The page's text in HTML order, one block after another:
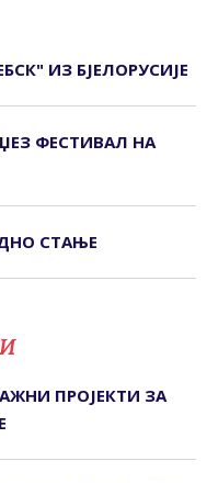
ИЗ БЈЕЛОРУСИЈЕ
ФЕСТИВАЛ НА
СТАЊЕ
ПРОЈЕКТИ ЗА